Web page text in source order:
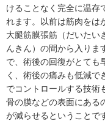
けることなく完全に温存
れます。以前は筋肉をは
大腿筋膜張筋（だいたい
んきん）の間から入りま
で、術後の回復がとても
く、術後の痛みも低減で
でコントロールする技術
骨の膜などの表面にある
が減らせるということで